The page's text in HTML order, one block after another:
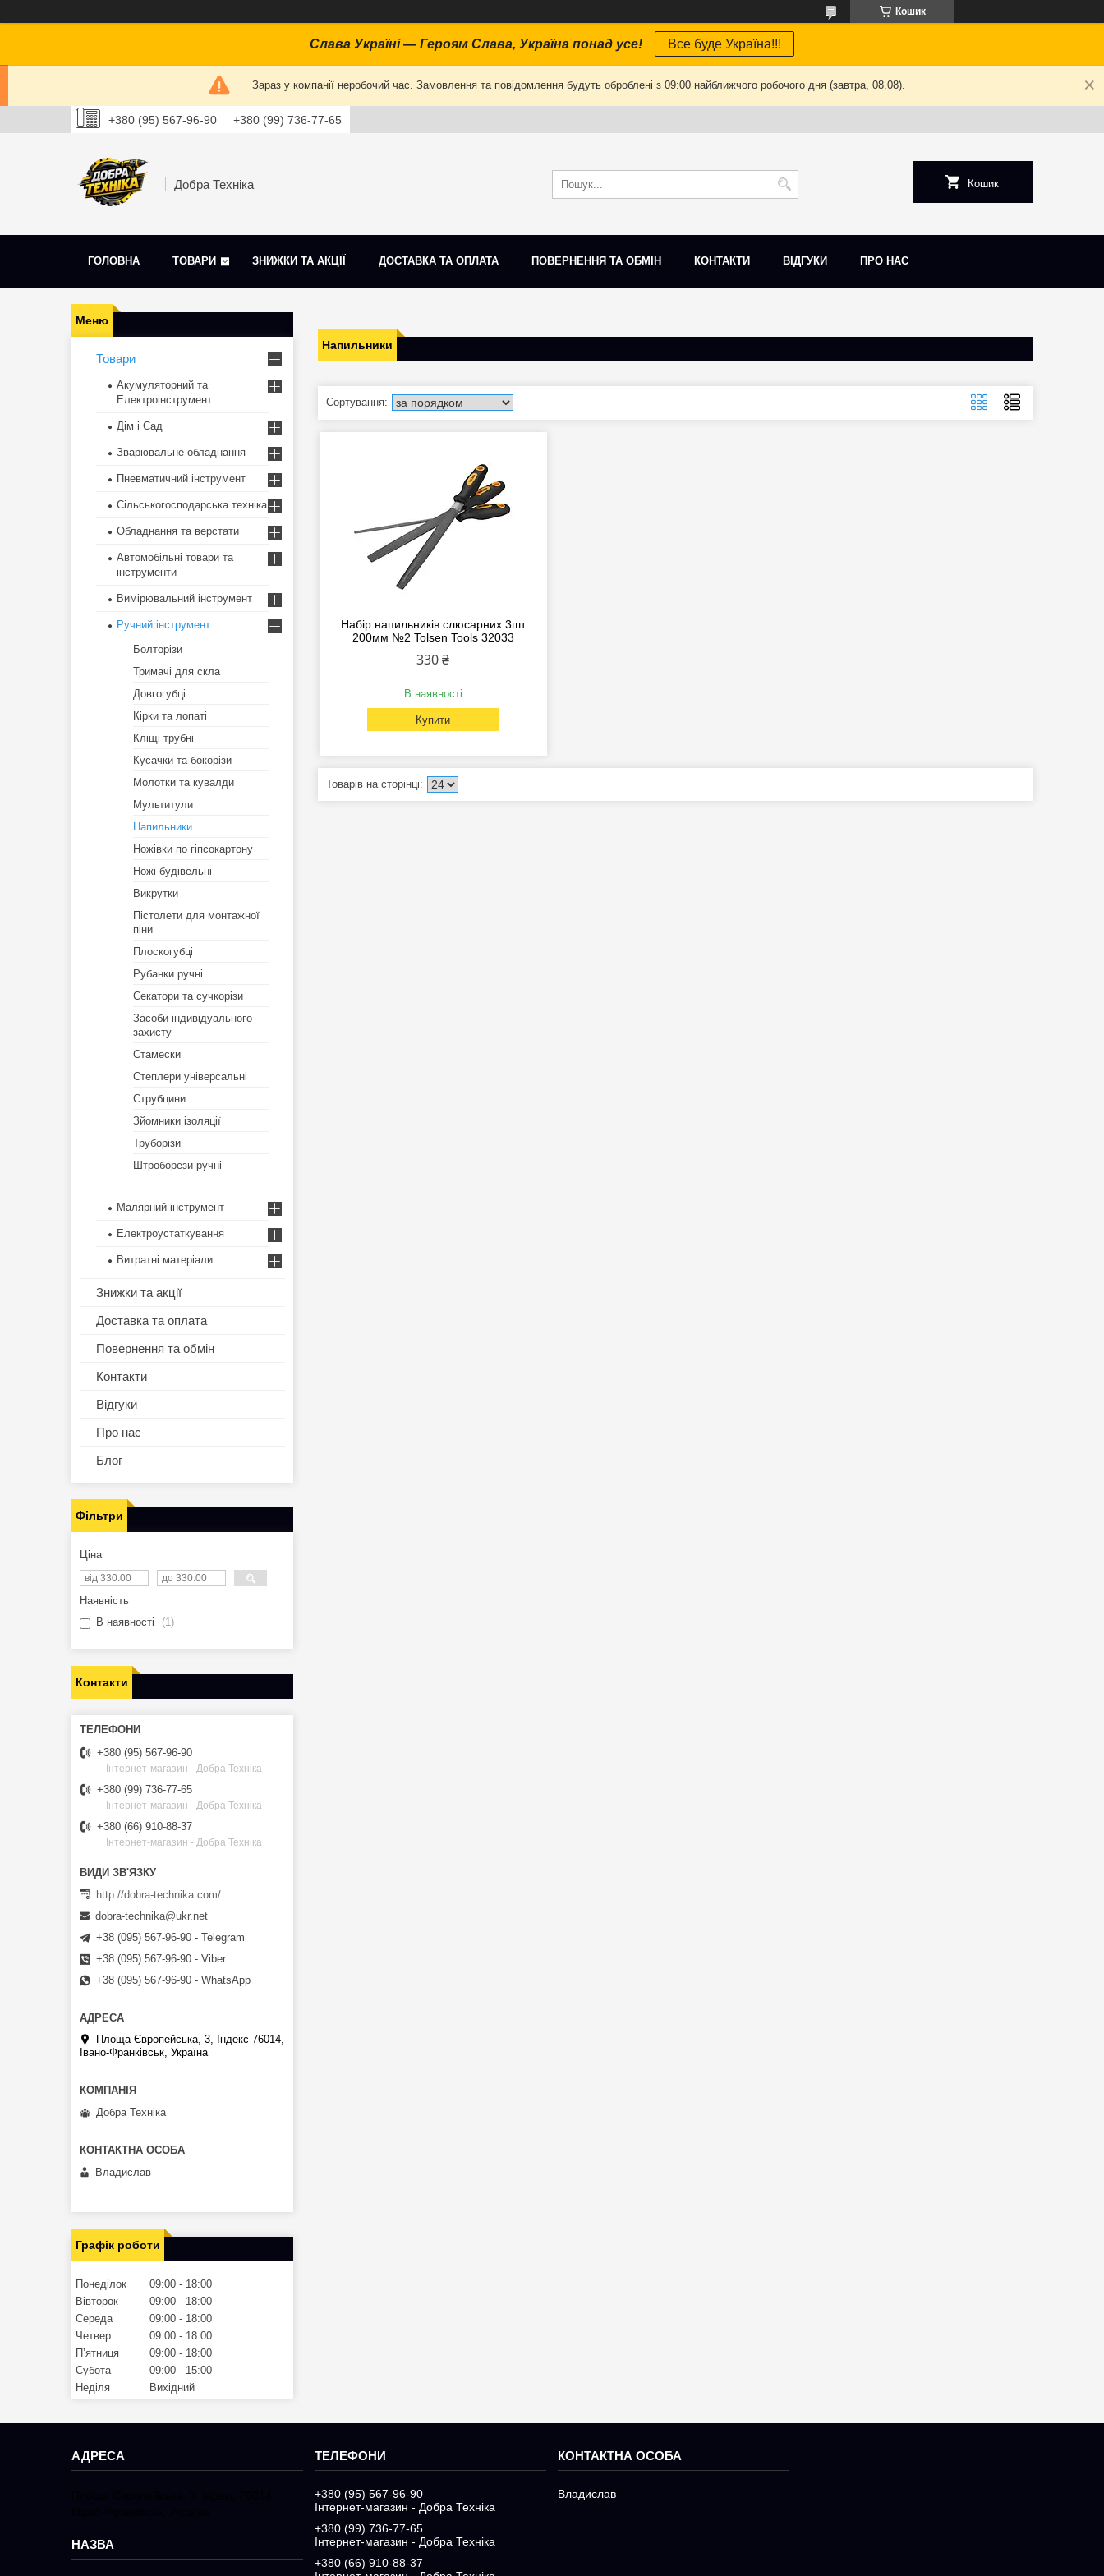
Кошик
Слава Україні — Героям Слава, Україна понад усе! Все буде Україна!!!
Зараз у компанії неробочий час. Замовлення та повідомлення будуть оброблені з 09:00 найближчого робочого дня (завтра, 08.08).
+380 (95) 567-96-90 +380 (99) 736-77-65
Добра Техніка Кошик
ГОЛОВНА ТОВАРИ ЗНИЖКИ ТА АКЦІЇ ДОСТАВКА ТА ОПЛАТА ПОВЕРНЕННЯ ТА ОБМІН КОНТАКТИ ВІДГУКИ ПРО НАС
Напильники
Набір напильників слюсарних 3шт
200мм №2 Tolsen Tools 32033
330 ₴
В наявності
Купити
Товари
Акумуляторний та
Електроінструмент
Дім і Сад
Зварювальне обладнання
Пневматичний інструмент
Сільськогосподарська техніка
Обладнання та верстати
Автомобільні товари та
інструменти
Вимірювальний інструмент
Ручний інструмент
Болторізи
Тримачі для скла
Довгогубці
Кірки та лопаті
Кліщі трубні
Кусачки та бокорізи
Молотки та кувалди
Мультитули
Напильники
Ножівки по гіпсокартону
Ножі будівельні
Викрутки
Пістолети для монтажної
піни
Плоскогубці
Рубанки ручні
Секатори та сучкорізи
Засоби індивідуального
захисту
Стамески
Степлери універсальні
Струбцини
Зйомники ізоляції
Труборізи
Штроборези ручні
Малярний інструмент
Електроустаткування
Витратні матеріали
Знижки та акції
Доставка та оплата
Повернення та обмін
Контакти
Відгуки
Про нас
Блог
Фільтри
Ціна
Наявність
В наявності
1
Контакти
+380 (95) 567-96-90
Інтернет-магазин - Добра Техніка
+380 (99) 736-77-65
Інтернет-магазин - Добра Техніка
+380 (66) 910-88-37
Інтернет-магазин - Добра Техніка
http://dobra-technika.com/
dobra-technika@ukr.net
+38 (095) 567-96-90 - Telegram
+38 (095) 567-96-90 - Viber
+38 (095) 567-96-90 - WhatsApp
Площа Європейська, 3, Індекс 76014,
Івано-Франківськ, Україна
Добра Техніка
Владислав
Графік роботи
Понеділок 09:00
18:00
Вівторок
09:00
18:00
Середа
09:00
18:00
Четвер
09:00
18:00
Пʼятниця
09:00
18:00
Субота
09:00
15:00
Неділя
Вихідний
+380 (95) 567-96-90
Інтернет-магазин - Добра Техніка
+380 (99) 736-77-65
Інтернет-магазин - Добра Техніка
+380 (66) 910-88-37
Владислав